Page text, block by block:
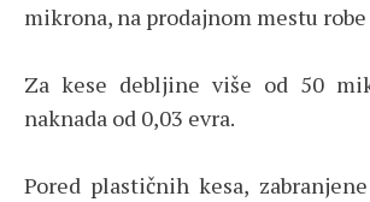
mikrona, na prodajnom mestu
Za kese debljine više od 50
naknada od 0,03 evra.
Pored plastičnih kesa,